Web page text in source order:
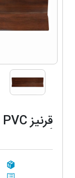
گردویی براق